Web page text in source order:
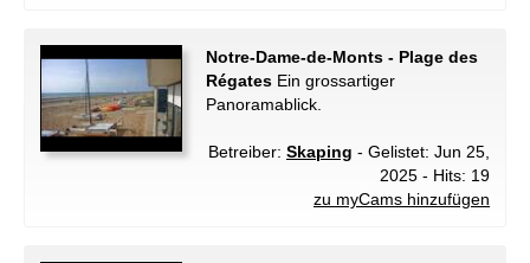
Notre-Dame-de-Monts - Plage des
Régates Ein grossartiger
Panoramablick.
Betreiber: Skaping - Gelistet: Jun 25,
2025 - Hits: 19
zu myCams hinzufügen